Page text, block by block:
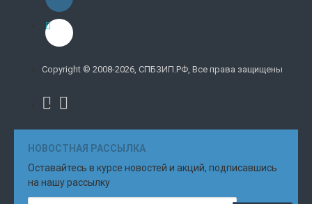
Copyright © 2008-2026, СПБЗИП.РФ, Все права защищены
НОВОСТНАЯ РАССЫЛКА
Оставайтесь в курсе новостей и акций, подписавшись
на нашу рассылку